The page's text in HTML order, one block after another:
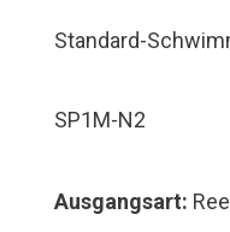
Standard-
SP1M-N2
Ausgangsart: